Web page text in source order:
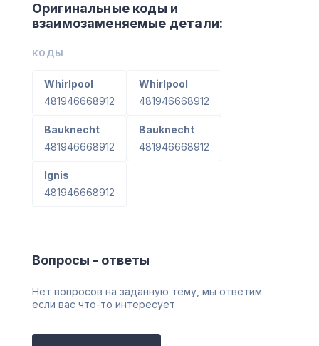
Оригинальные коды и
взаимозаменяемые детали:
КОДЫ
Whirlpool
481946668912
Whirlpool
481946668912
Bauknecht
481946668912
Bauknecht
481946668912
Ignis
481946668912
Вопросы - ответы
Нет вопросов на заданную тему, мы ответим
если вас что-то интересует